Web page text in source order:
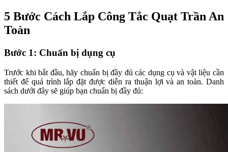
5 Bước Cách Lắp Công Tắc Quạt Trần An
Toàn
Bước 1: Chuẩn bị dụng cụ
Trước khi bắt đầu, hãy chuẩn bị đầy đủ các dụng cụ và vật liệu cần
thiết để quá trình lắp đặt được diễn ra thuận lợi và an toàn. Danh
sách dưới đây sẽ giúp bạn chuẩn bị đầy đủ: